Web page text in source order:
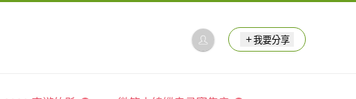
我要分享